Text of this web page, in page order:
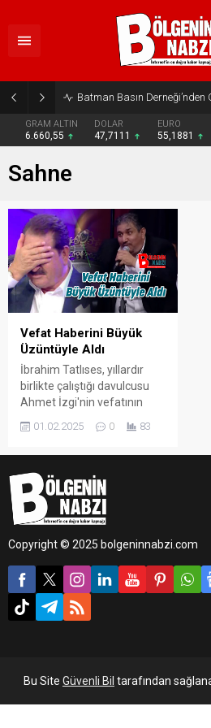
GRAM ALTIN
6.660,55
DOLAR
47,7111
EURO
55,1881
Sahne
Vefat Haberini Büyük
Üzüntüyle Aldı
İbrahim Tatlıses, yıllardır
birlikte çalıştığı davulcusu
Ahmet İzgi'nin vefatının
üzerinden duyurdu ve sahne
01.02.2025 0 83
Copyright © 2025 bolgeninnabzi.com
Bu Site Güvenli Bil tarafından